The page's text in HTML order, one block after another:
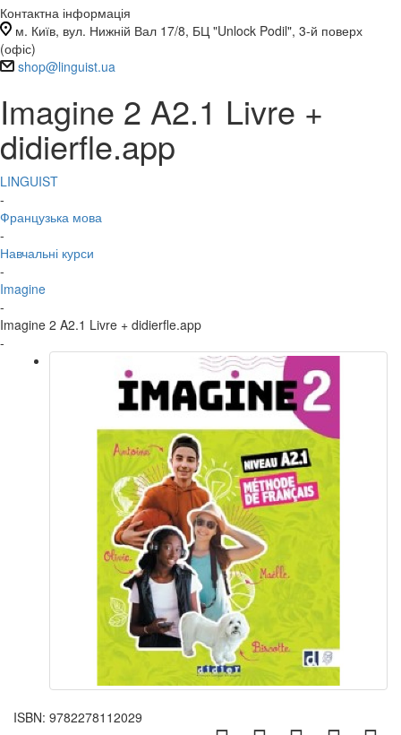
Контактна інформація
м. Київ, вул. Нижній Вал 17/8, БЦ "Unlock Podil", 3-й поверх
(офіс)
shop@linguist.ua
Imagine 2 A2.1 Livre +
didierfle.app
LINGUIST
-
Французька мова
-
Навчальні курси
-
Imagine
-
Imagine 2 A2.1 Livre + didierfle.app
-
ISBN: 9782278112029